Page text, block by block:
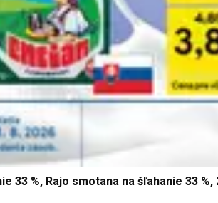
33 %, Rajo smotana na šľahanie 33 %,